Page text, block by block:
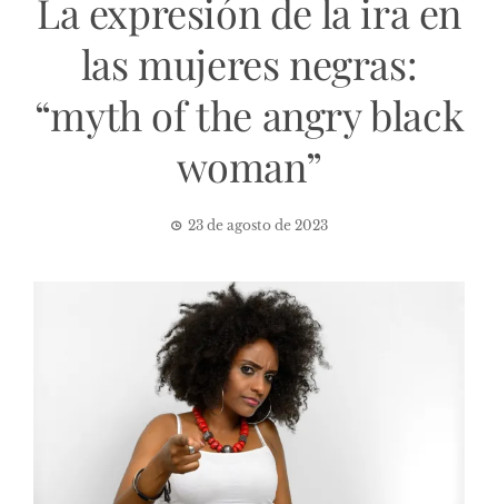
La expresión de la ira en
las mujeres negras:
“myth of the angry black
woman”
23 de agosto de 2023